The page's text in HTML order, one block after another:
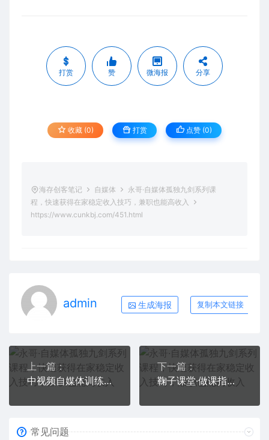
打赏 赞 微海报 分享
收藏 (0) 打赏 点赞 (0)
海存创客笔记 自媒体
永哥·自媒体孤独九剑系列课
程，快速获得在家稳定收入技巧，兼职也能高收入
https://www.cunkbj.com/451.html
admin 生成海报 复制本文链接
上一篇：
中视频自媒体训练课：可原创拍摄，可二次剪辑，有播放量就有钱
下一篇：
鞠子课堂·做课指南针：教你做课，助力个人发展
常见问题